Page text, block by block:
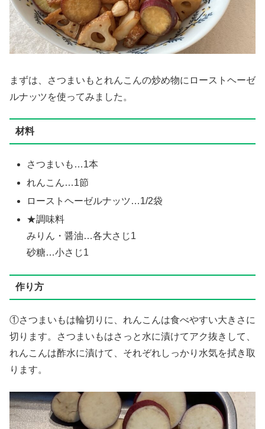
まずは、さつまいもとれんこんの炒め物にローストヘーゼ
ルナッツを使ってみました。
材料
さつまいも…1本
れんこん…1節
ローストヘーゼルナッツ…1/2袋
★調味料
みりん・醤油…各大さじ1
砂糖…小さじ1
作り方
①さつまいもは輪切りに、れんこんは食べやすい大きさに
切ります。さつまいもはさっと水に漬けてアク抜きして、
れんこんは酢水に漬けて、それぞれしっかり水気を拭き取
ります。